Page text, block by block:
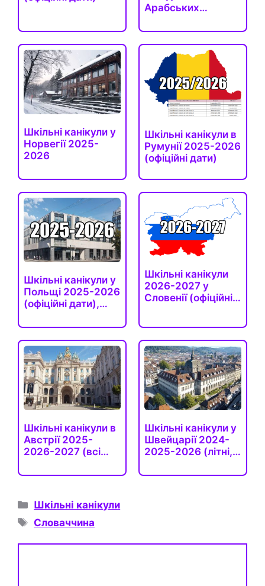
Арабських
2026
Шкільні канікули у
Норвегії 2025-
2026
Шкільні канікули в
Румунії 2025-2026
(офіційні дати)
Шкільні канікули у
Польщі 2025-2026
(офіційні дати),…
Шкільні канікули
2026-2027 у
Словенії (офіційні
Шкільні канікули в
Австрії 2025-
2026-2027 (всі…
Шкільні канікули у
Швейцарії 2024-
2025-2026 (літні,…
Категорії
Шкільні канікули
Позначки
Словаччина